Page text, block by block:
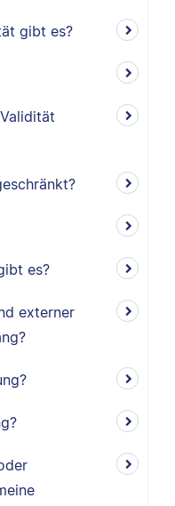
gibt es?
es?
externer